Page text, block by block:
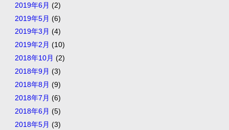
2019年6月 (2)
2019年5月 (6)
2019年3月 (4)
2019年2月 (10)
2018年10月 (2)
2018年9月 (3)
2018年8月 (9)
2018年7月 (6)
2018年6月 (5)
2018年5月 (3)